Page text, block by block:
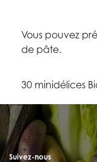
Vous pouvez
de pâte.
30 minidélices
Suivez-nous